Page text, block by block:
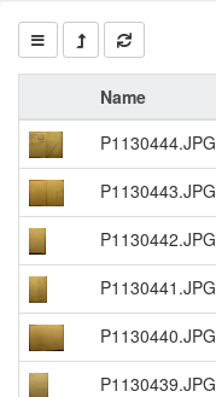
Name
P1130444.JPG
P1130443.JPG
P1130442.JPG
P1130441.JPG
P1130440.JPG
P1130439.JPG